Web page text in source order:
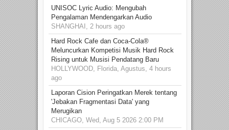
UNISOC Lyric Audio: Mengubah
Pengalaman Mendengarkan Audio
SHANGHAI, 2 hours ago
Hard Rock Cafe dan Coca-Cola®
Meluncurkan Kompetisi Musik Hard Rock
Rising untuk Musisi Pendatang Baru
HOLLYWOOD, Florida, Agustus, 4 hours
ago
Laporan Cision Peringatkan Merek tentang
'Jebakan Fragmentasi Data' yang
Merugikan
CHICAGO, Wed, Aug 5 2026 2:00 PM